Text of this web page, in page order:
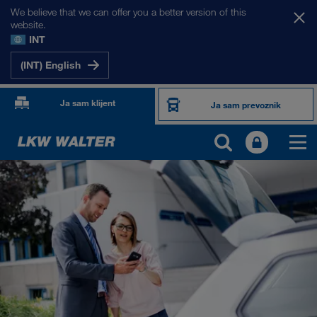
We believe that we can offer you a better version of this
website.
INT
(INT) English
Ja sam klijent Ja sam prevoznik
PROIZVODI I USLUGE
Drumski transport
Digitalna rešenja
Kombinovani transport